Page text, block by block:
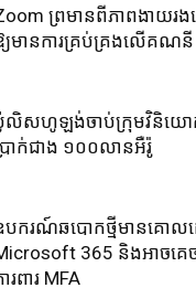
ព្រមានពីភាពងាយរង
យមានការគ្រប់គ្រងលើគណនី
លិសហូឡង់ចាប់ក្រុមវិនិយ
រាក់ជាង ១០០លានអឺរ៉ូ
បករណ៍ឆបោកថ្មីមានគោ
365 និងអាចគេ
រពារ MFA